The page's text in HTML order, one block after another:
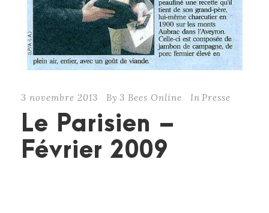
3 novembre 2013 By 3 Bees Online In Presse
Le Parisien –
Février 2009